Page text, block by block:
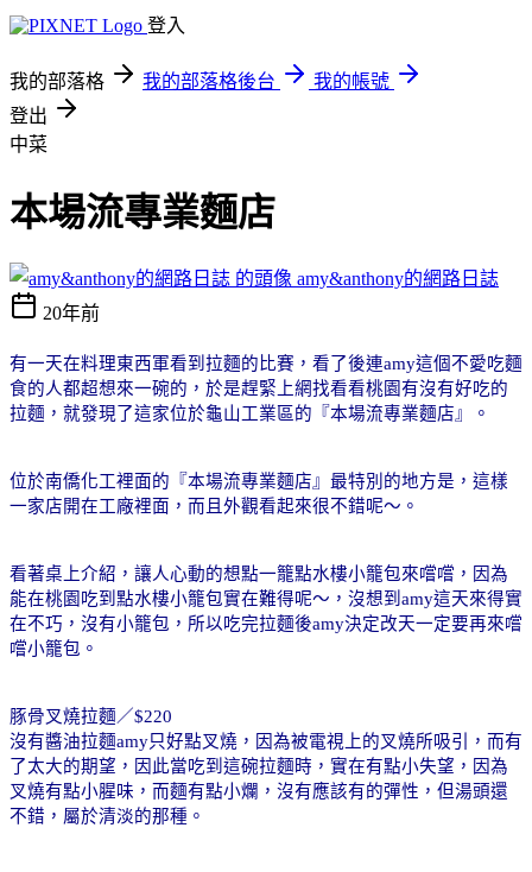
登入
我的部落格 我的部落格後台
我的帳號
登出
中菜
本場流專業麵店
amy&anthony的網路日誌
20年前
有一天在料理東西軍看到拉麵的比賽，看了後連amy這個不愛吃麵
食的人都超想來一碗的，於是趕緊上網找看看桃園有沒有好吃的
拉麵，就發現了這家位於龜山工業區的『本場流專業麵店』。
位於南僑化工裡面的『本場流專業麵店』最特別的地方是，這樣
一家店開在工廠裡面，而且外觀看起來很不錯呢～。
看著桌上介紹，讓人心動的想點一籠點水樓小籠包來嚐嚐，因為
能在桃園吃到點水樓小籠包實在難得呢～，沒想到 amy這天來得實
在不巧，沒有小籠包，所以吃完拉麵後amy決定改天一定要再來嚐
嚐小籠包。
豚骨叉燒拉麵／$220
沒有醬油拉麵amy只好點叉燒，因為被電視上的叉燒所吸引，而有
了太大的期望，因此當吃到這碗拉麵時，實在有點小失望，因為
叉燒有點小腥味，而麵有點小爛，沒有應該有的彈性，但湯頭還
不錯，屬於清淡的那種。